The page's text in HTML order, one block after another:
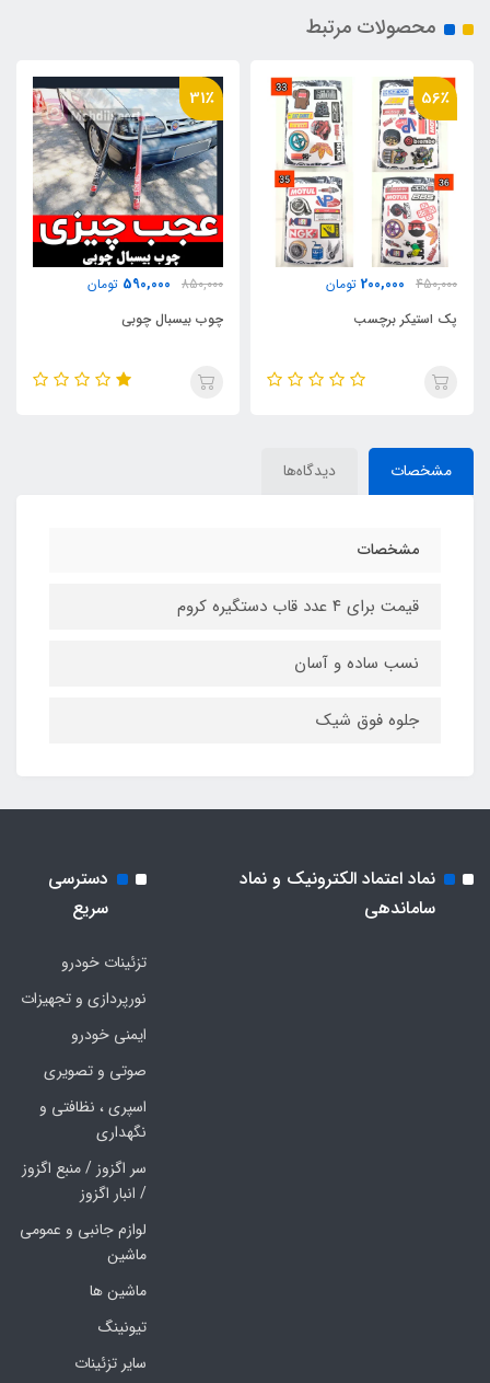
محصولات مرتبط
56٪
450,000
200,000 تومان
پک استیکر برچسب
31٪
850,000
590,000 تومان
چوب بیسبال چوبی
مشخصات دیدگاه‌ها
مشخصات
قیمت برای ۴ عدد قاب دستگیره کروم
نسب ساده و آسان
جلوه فوق شیک
نماد اعتماد الکترونیک و نماد
ساماندهی
دسترسی
سریع
تزئینات خودرو
نورپردازی و تجهیزات
ایمنی خودرو
صوتی و تصویری
اسپری ، نظافتی و
نگهداری
سر اگزوز / منبع اگزوز
/ انبار اگزوز
لوازم جانبی و عمومی
ماشین
ماشین ها
تیونینگ
سایر تزئینات